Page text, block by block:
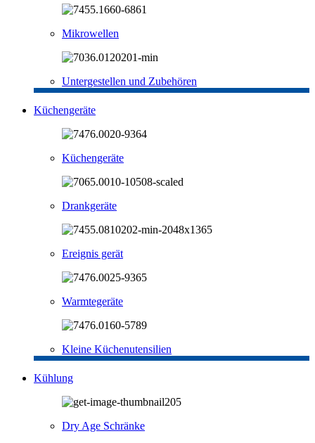
Mikrowellen
Untergestellen und Zubehören
Küchengeräte
Küchengeräte
Drankgeräte
Ereignis gerät
Warmtegeräte
Kleine Küchenutensilien
Kühlung
Dry Age Schränke